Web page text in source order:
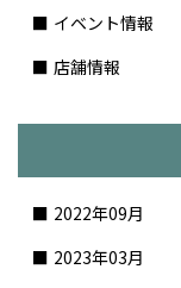
イベント情報
店舗情報
2022年09月
2023年03月